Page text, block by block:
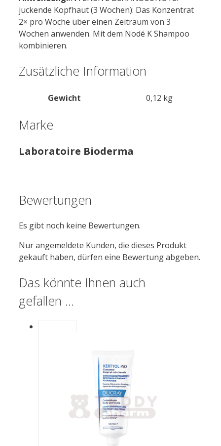
juckende Kopfhaut (3 Wochen): Das Konzentrat
2× pro Woche über einen Zeitraum von 3
Wochen anwenden. Mit dem Nodé K Shampoo
kombinieren.
Zusätzliche Information
Gewicht 0,12 kg
Marke
Laboratoire Bioderma
Bewertungen
Es gibt noch keine Bewertungen.
Nur angemeldete Kunden, die dieses Produkt
gekauft haben, dürfen eine Bewertung abgeben.
Das könnte Ihnen auch
gefallen …